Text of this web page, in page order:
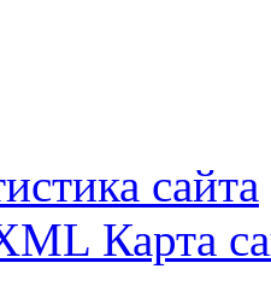
сайта
Карта